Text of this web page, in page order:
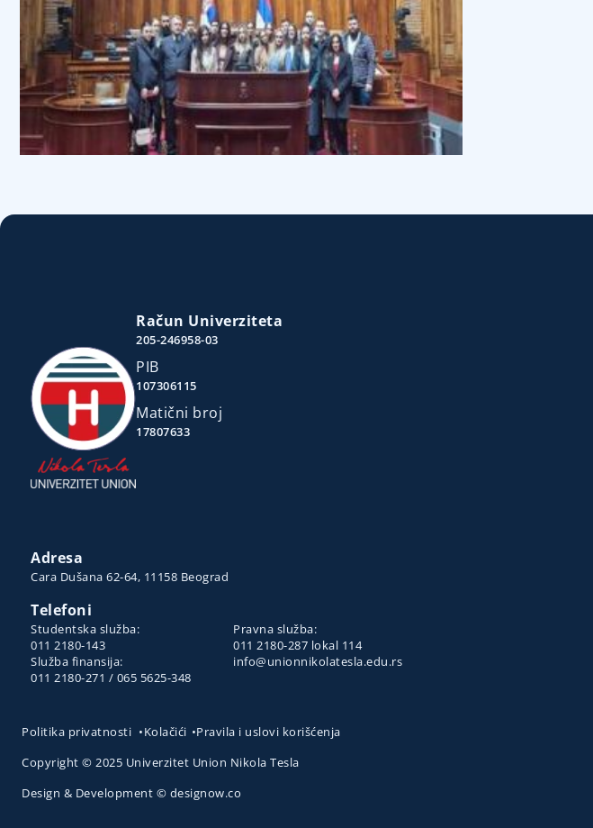
Račun Univerziteta
205-246958-03
PIB
107306115
Matični broj
17807633
Adresa
Cara Dušana 62-64, 11158 Beograd
Telefoni
Studentska služba:
011 2180-143
Pravna služba:
011 2180-287 lokal 114
Služba finansija:
011 2180-271 / 065 5625-348
info@unionnikolatesla.edu.rs
Politika privatnosti •Kolačići •Pravila i uslovi korišćenja
Copyright © 2025 Univerzitet Union Nikola Tesla
Design & Development © designow.co